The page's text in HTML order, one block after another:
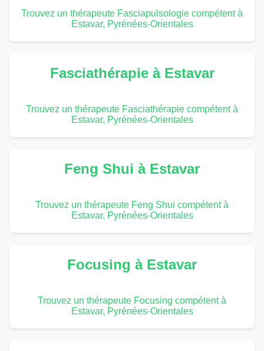
Trouvez un thérapeute Fasciapulsologie compétent à
Estavar, Pyrénées-Orientales
Fasciathérapie à Estavar
Trouvez un thérapeute Fasciathérapie compétent à
Estavar, Pyrénées-Orientales
Feng Shui à Estavar
Trouvez un thérapeute Feng Shui compétent à
Estavar, Pyrénées-Orientales
Focusing à Estavar
Trouvez un thérapeute Focusing compétent à
Estavar, Pyrénées-Orientales